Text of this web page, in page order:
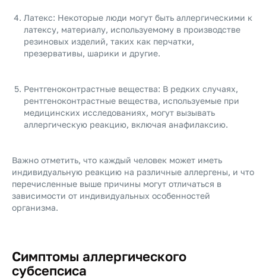
Латекс: Некоторые люди могут быть аллергическими к
латексу, материалу, используемому в производстве
резиновых изделий, таких как перчатки,
презервативы, шарики и другие.
Рентгеноконтрастные вещества: В редких случаях,
рентгеноконтрастные вещества, используемые при
медицинских исследованиях, могут вызывать
аллергическую реакцию, включая анафилаксию.
Важно отметить, что каждый человек может иметь
индивидуальную реакцию на различные аллергены, и что
перечисленные выше причины могут отличаться в
зависимости от индивидуальных особенностей
организма.
Симптомы аллергического
субсепсиса